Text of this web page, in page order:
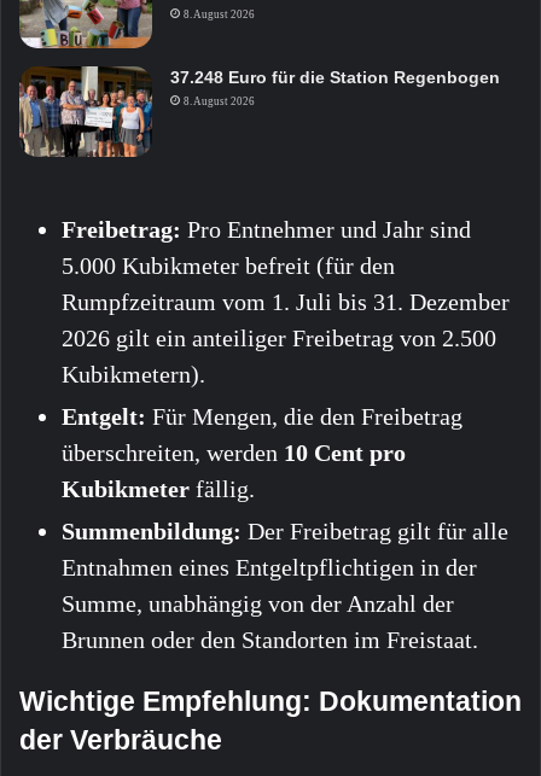
8. August 2026
37.248 Euro für die Station Regenbogen
8. August 2026
Freibetrag: Pro Entnehmer und Jahr sind
5.000 Kubikmeter befreit (für den
Rumpfzeitraum vom 1. Juli bis 31. Dezember
2026 gilt ein anteiliger Freibetrag von 2.500
Kubikmetern).
Entgelt: Für Mengen, die den Freibetrag
überschreiten, werden 10 Cent pro
Kubikmeter fällig.
Summenbildung: Der Freibetrag gilt für alle
Entnahmen eines Entgeltpflichtigen in der
Summe, unabhängig von der Anzahl der
Brunnen oder den Standorten im Freistaat.
Wichtige Empfehlung: Dokumentation
der Verbräuche